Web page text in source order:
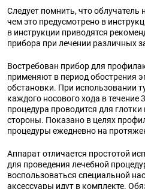
Следует помнить, что облучатель
чем это предусмотрено в
в инструкции приводятся
прибора при лечении различных
Востребован прибор для
применяют в период обострения
обстановки. При использовании
каждого носового хода в течение
процедура проводится для
стороны. Показано в целях
процедуры ежедневно на
Аппарат отличается простотой
для проведения лечебной
воспользоваться специальной
аксессуары идут в комплекте.